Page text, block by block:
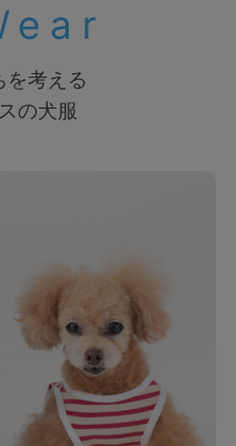
を考える
の犬服